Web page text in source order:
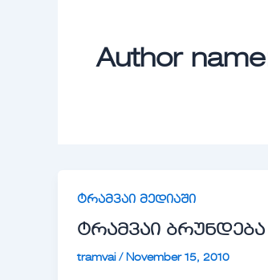
Author
ტრამვაი მედიაში
ტრამვაი ბრუნდება
tramvai / November 15, 2010